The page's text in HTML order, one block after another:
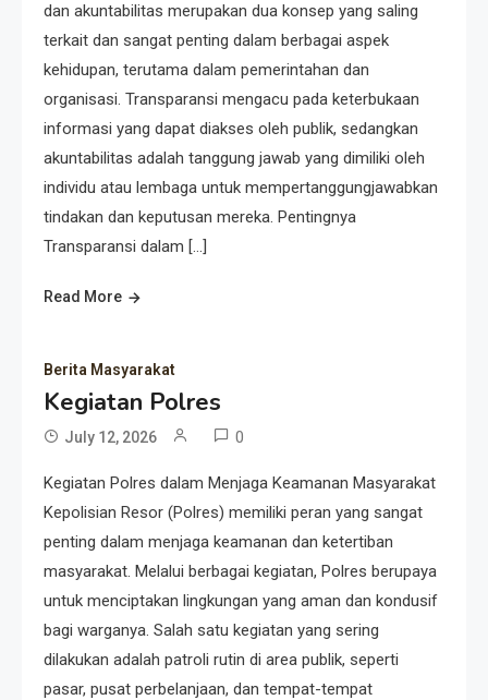
dan akuntabilitas merupakan dua konsep yang saling
terkait dan sangat penting dalam berbagai aspek
kehidupan, terutama dalam pemerintahan dan
organisasi. Transparansi mengacu pada keterbukaan
informasi yang dapat diakses oleh publik, sedangkan
akuntabilitas adalah tanggung jawab yang dimiliki oleh
individu atau lembaga untuk mempertanggungjawabkan
tindakan dan keputusan mereka. Pentingnya
Transparansi dalam […]
Read More
Berita Masyarakat
Kegiatan Polres
July 12, 2026 0
Kegiatan Polres dalam Menjaga Keamanan Masyarakat
Kepolisian Resor (Polres) memiliki peran yang sangat
penting dalam menjaga keamanan dan ketertiban
masyarakat. Melalui berbagai kegiatan, Polres berupaya
untuk menciptakan lingkungan yang aman dan kondusif
bagi warganya. Salah satu kegiatan yang sering
dilakukan adalah patroli rutin di area publik, seperti
pasar, pusat perbelanjaan, dan tempat-tempat